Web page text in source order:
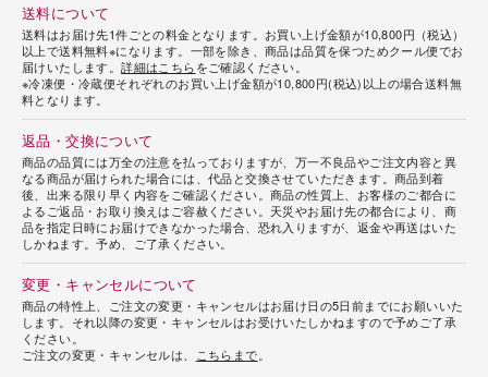
送料について
送料はお届け先1件ごとの料金となります。お買い上げ金額が10,800円（税込）
以上で送料無料※になります。一部を除き、商品は品質を保つためクール便でお
届けいたします。詳細はこちらをご確認ください。
※冷凍便・冷蔵便それぞれのお買い上げ金額が10,800円(税込)以上の場合送料無
料となります。
返品・交換について
商品の品質には万全の注意を払っておりますが、万一不良品やご注文内容と異
なる商品が届けられた場合には、代品と交換させていただきます。商品到着
後、出来る限り早く内容をご確認ください。商品の性質上、お客様のご都合に
よるご返品・お取り換えはご容赦ください。天災やお届け先の都合により、商
品を指定日時にお届けできなかった場合、恐れ入りますが、返金や再送はいた
しかねます。予め、ご了承ください。
変更・キャンセルについて
商品の特性上、ご注文の変更・キャンセルはお届け日の5日前までにお願いいた
します。それ以降の変更・キャンセルはお受けいたしかねますので予めご了承
ください。
ご注文の変更・キャンセルは、
こちらまで